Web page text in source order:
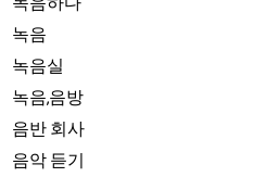
녹음
녹음실
녹음,음방
음반 회사
음악 듣기